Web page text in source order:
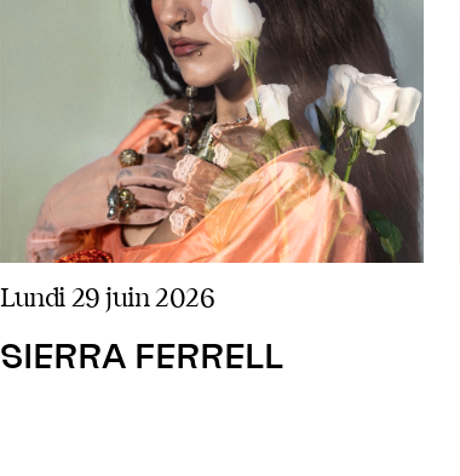
lundi 29 juin 2026
SIERRA FERRELL